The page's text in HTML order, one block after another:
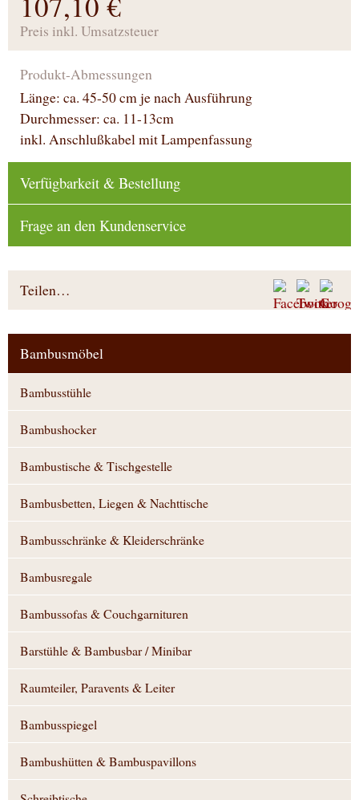
Preis inkl. Umsatzsteuer
Produkt-Abmessungen
Länge: ca. 45-50 cm je nach Ausführung
Durchmesser: ca. 11-13cm
inkl. Anschlußkabel mit Lampenfassung
Verfügbarkeit & Bestellung
Frage an den Kundenservice
Teilen…
Bambusmöbel
Bambusstühle
Bambushocker
Bambustische & Tischgestelle
Bambusbetten, Liegen & Nachttische
Bambusschränke & Kleiderschränke
Bambusregale
Bambussofas & Couchgarnituren
Barstühle & Bambusbar / Minibar
Raumteiler, Paravents & Leiter
Bambusspiegel
Bambushütten & Bambuspavillons